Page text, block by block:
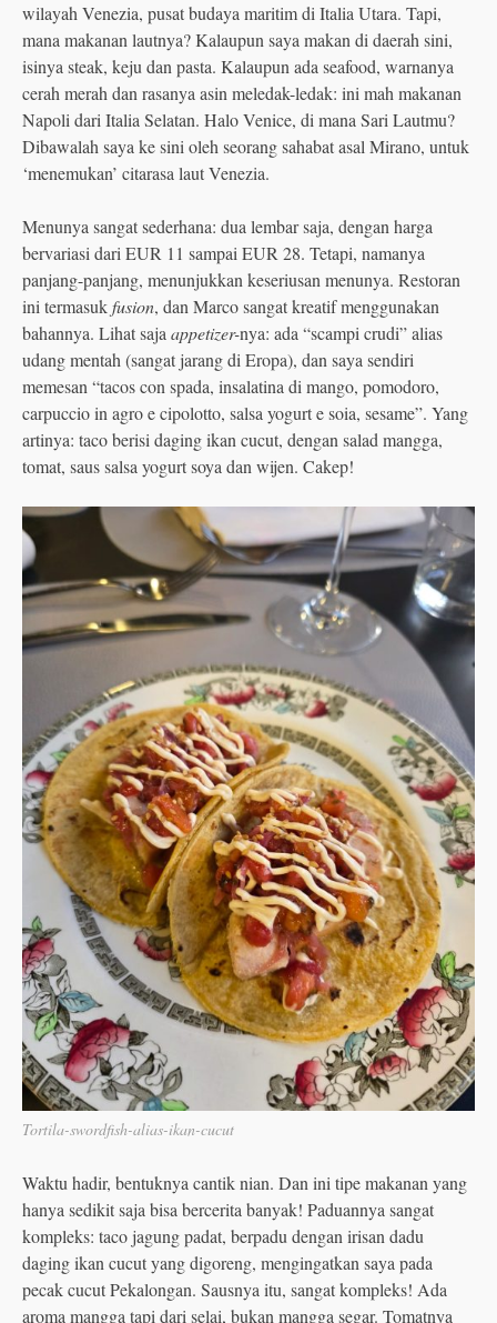
wilayah Venezia, pusat budaya maritim di Italia Utara. Tapi,
mana makanan lautnya? Kalaupun saya makan di daerah sini,
isinya steak, keju dan pasta. Kalaupun ada seafood, warnanya
cerah merah dan rasanya asin meledak-ledak: ini mah makanan
Napoli dari Italia Selatan. Halo Venice, di mana Sari Lautmu?
Dibawalah saya ke sini oleh seorang sahabat asal Mirano, untuk
‘menemukan’ citarasa laut Venezia.
Menunya sangat sederhana: dua lembar saja, dengan harga
bervariasi dari EUR 11 sampai EUR 28. Tetapi, namanya
panjang-panjang, menunjukkan keseriusan menunya. Restoran
ini termasukfusion, dan Marco sangat kreatif menggunakan
bahannya. Lihat saja appetizer-nya: ada “scampi crudi” alias
udang mentah (sangat jarang di Eropa), dan saya sendiri
memesan “tacos con spada, insalatina di mango, pomodoro,
carpuccio in agro e cipolotto, salsa yogurt e soia, sesame”. Yang
artinya: taco berisi daging ikan cucut, dengan salad mangga,
tomat, saus salsa yogurt soya dan wijen. Cakep!
Tortila-swordfish-alias-ikan-cucut
Waktu hadir, bentuknya cantik nian. Dan ini tipe makanan yang
hanya sedikit saja bisa bercerita banyak! Paduannya sangat
kompleks: taco jagung padat, berpadu dengan irisan dadu
daging ikan cucut yang digoreng, mengingatkan saya pada
pecak cucut Pekalongan. Sausnya itu, sangat kompleks! Ada
aroma mangga tapi dari selai, bukan mangga segar. Tomatnya